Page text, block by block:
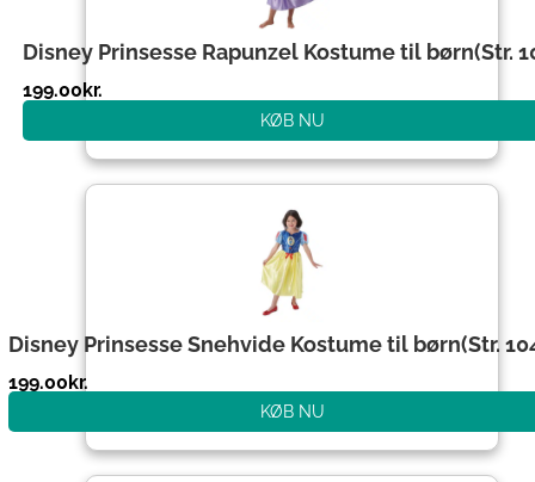
Disney Prinsesse Rapunzel Kostume til børn(Str.
199.00kr.
KØB NU
Disney Prinsesse Snehvide Kostume til børn(Str.
199.00kr.
KØB NU